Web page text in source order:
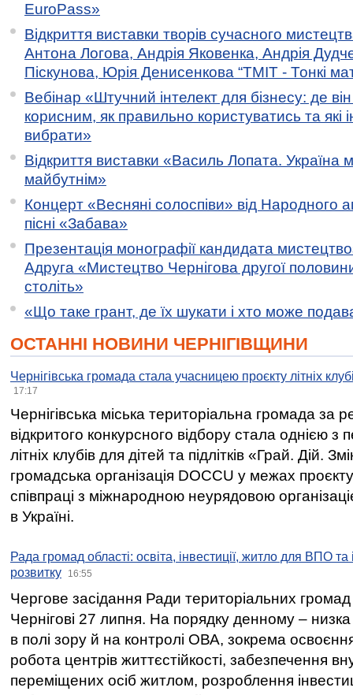
EuroPass»
Відкриття виставки творів сучасного
Антона Логова, Андрія Яковенка, Андрія
Піскунова, Юрія Денисенкова “ТМІТ - Тонкі
Вебінар «Штучний інтелект для бізнесу: де
корисним, як правильно користуватись та які
вибрати»
Відкриття виставки «Василь Лопата. Україна
майбутнім»
Концерт «Весняні солоспіви» від Народного
пісні «Забава»
Презентація монографії кандидата
Адруга «Мистецтво Чернігова другої
століть»
«Що таке грант, де їх шукати і хто може
ОСТАННІ НОВИНИ ЧЕРНІГІВЩИНИ
Чернігівська громада стала учасницею проєкту літніх
17:17
Чернігівська міська територіальна громада за
відкритого конкурсного відбору стала однією
літніх клубів для дітей та підлітків «Грай. Дій.
громадська організація DOCCU у межах
співпраці з міжнародною неурядовою
в Україні.
Рада громад області: освіта, інвестиції, житло для ВПО
розвитку
16:55
Чергове засідання Ради територіальних громад
Чернігові 27 липня. На порядку денному –
в полі зору й на контролі ОВА, зокрема освоєння
робота центрів життєстійкості, забезпечення
переміщених осіб житлом, розроблення